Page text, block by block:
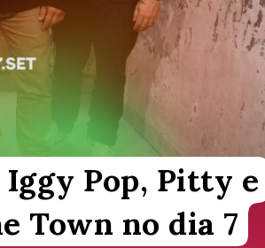
Pop, Pitty e
Town no dia 7